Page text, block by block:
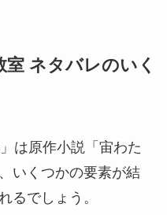
ネタバレのいく
は原作小説「宙わた
いくつかの要素が結
るでしょう。